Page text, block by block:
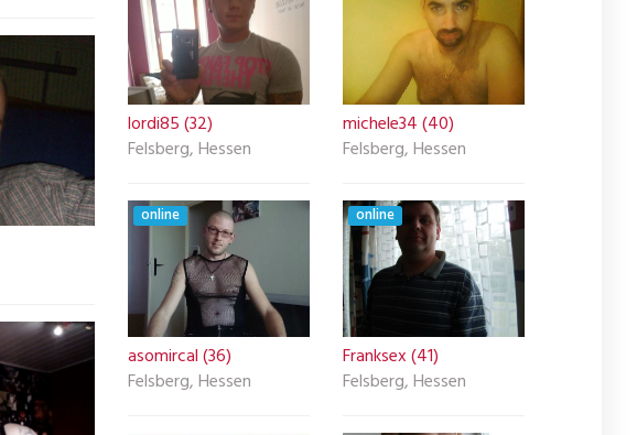
lordi85 (32)
Felsberg, Hessen
michele34 (40)
Felsberg, Hessen
online
asomircal (36)
Felsberg, Hessen
online
Franksex (41)
Felsberg, Hessen